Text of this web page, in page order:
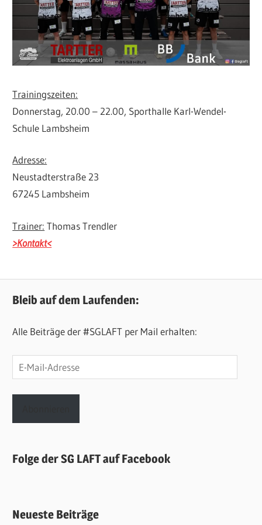
Trainingszeiten:
Donnerstag, 20.00 – 22.00, Sporthalle Karl-Wendel-
Schule Lambsheim
Adresse:
Neustadterstraße 23
67245 Lambsheim
Trainer: Thomas Trendler
>Kontakt<
Bleib auf dem Laufenden:
Alle Beiträge der #SGLAFT per Mail erhalten:
E-
Mail-
Adresse
Folge der SG LAFT auf Facebook
Neueste Beiträge